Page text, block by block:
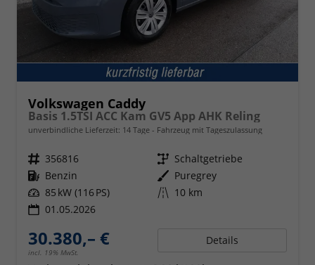
Volkswagen Caddy
Basis 1.5TSI ACC Kam GV5 App AHK Reling
unverbindliche Lieferzeit: 14 Tage Fahrzeug mit Tageszulassung
Fahrzeugnr. 356816 Getriebe Schaltgetriebe
Kraftstoff Benzin Außenfarbe Puregrey
Leistung 85 kW (116 PS) Kilometerstand 10 km
01.05.2026
30.380,– €
incl. 19% MwSt.
Details